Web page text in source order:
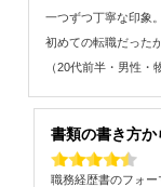
一つずつ丁寧な印象。
初めての転職だった
（20代前半・男性・
書類の書き方か
職務経歴書のフォー